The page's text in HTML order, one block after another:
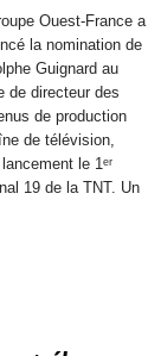
Ouest-France a
la nomination de
Guignard au
de directeur des
de production
de télévision,
le 1ᵉʳ
19 de la TNT. Un